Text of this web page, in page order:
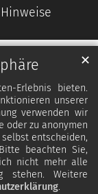
Erlebnis bieten.
unserer
verwenden wir
oder zu anonymen
entscheiden,
beachten Sie,
nicht mehr alle
stehen. Weitere
.
✕